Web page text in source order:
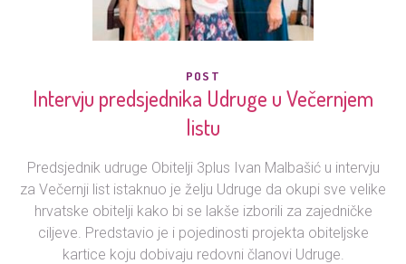
POST
Intervju predsjednika Udruge u Večernjem
listu
Predsjednik udruge Obitelji 3plus Ivan Malbašić u intervju
za Večernji list istaknuo je želju Udruge da okupi sve velike
hrvatske obitelji kako bi se lakše izborili za zajedničke
ciljeve. Predstavio je i pojedinosti projekta obiteljske
kartice koju dobivaju redovni članovi Udruge.